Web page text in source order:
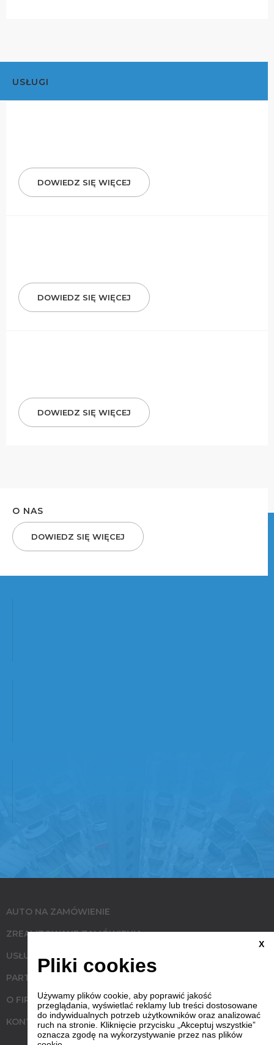
USŁUGI
DOWIEDZ SIĘ WIĘCEJ
DOWIEDZ SIĘ WIĘCEJ
DOWIEDZ SIĘ WIĘCEJ
O NAS
DOWIEDZ SIĘ WIĘCEJ
AUTO NA ZAMÓWIENIE
ZREALIZOWANE ZAMÓWIENIA
USŁUGI
PARTNERZY
O FIRMIE
KONTAKT
X
Pliki cookies
Używamy plików cookie, aby poprawić jakość
przeglądania, wyświetlać reklamy lub treści dostosowane
do indywidualnych potrzeb użytkowników oraz analizować
ruch na stronie. Kliknięcie przycisku „Akceptuj wszystkie”
oznacza zgodę na wykorzystywanie przez nas plików